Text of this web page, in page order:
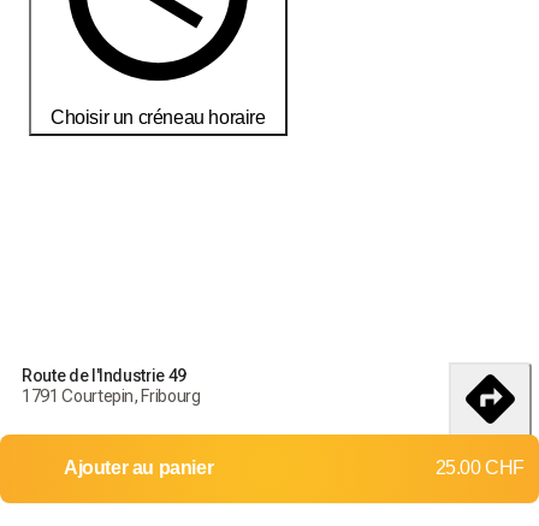
Choisir un créneau horaire
Commandez aujourd'hui pour recevoir vos produits d'ici le
18-25 débembre
Route de l'Industrie 49
1791 Courtepin, Fribourg
itinéraire
Ajouter au panier 25.00 CHF